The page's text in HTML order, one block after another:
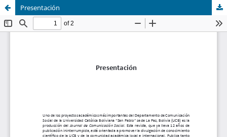
Presentación